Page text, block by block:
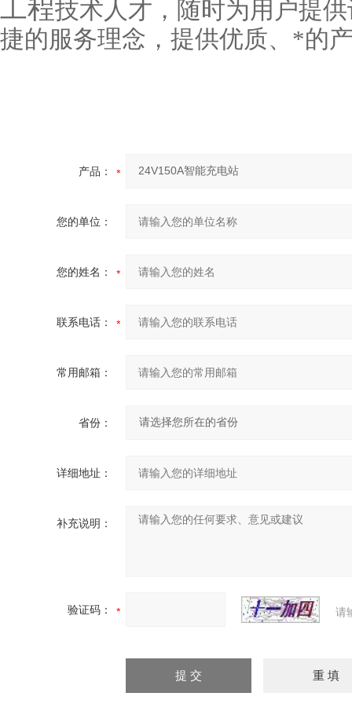
工程技术人才，随时为用户提
捷的服务理念，提供优质、*的
产品：
您的单位：
您的姓名：
联系电话：
常用邮箱：
省份：
详细地址：
补充说明：
验证码： 请